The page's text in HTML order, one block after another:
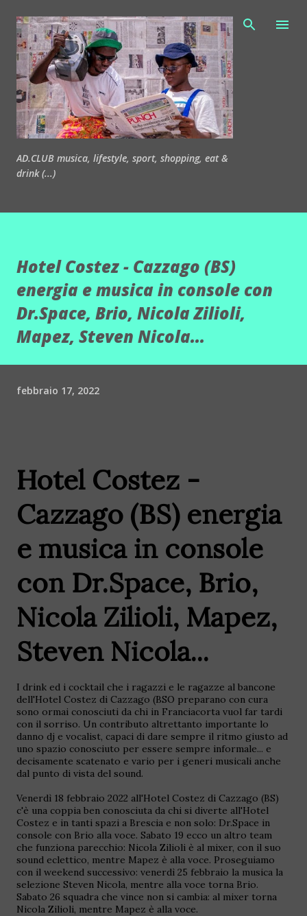
Passa ai contenuti principali
AD.CLUB musica, lifestyle, sport, shopping, eat &
drink (...)
Hotel Costez - Cazzago (BS)
energia e musica in console con
Dr.Space, Brio, Nicola Zilioli,
Mapez, Steven Nicola...
febbraio 17, 2022
Hotel Costez -
Cazzago (BS) energia
e musica in console
con Dr.Space, Brio,
Nicola Zilioli, Mapez,
Steven Nicola...
I drink ed i cocktail che i ragazzi e le ragazze al bancone
dell'Hotel Costez di Cazzago (BSO preparano con cura
sono ormai conosciuti da chi in Franciacorta vuol far tardi
con il sorriso. Un contributo altrettanto importante lo
danno dj e vocalist, capaci di dare sempre il ritmo giusto ad
uno spazio conosciuto per essere sempre informale... e
decisamente scatenato e vario per i generi musicali anche
dal punto di vista del sound.
Venerdì 18 febbraio 2022 all'Hotel Costez di Cazzago (BS)
c'è una coppia ben conosciuta da chi si diverte all'Hotel
Costez e in tanti spazi a Brescia e non solo: Dr.Space in
console con Brio alla voce. Sabato 19 ecco un altro team
che funziona parecchio: Nicola Zilioli è al mixer, con il suo
sound eclettico, mentre Mapez è alla voce. Proseguiamo
con il weekend successivo: venerdì 25 febbraio la musica la
selezione Steven Nicola, mentre alla voce torna Brio.
Sabato 26 squadra che vince non si cambia: al mixer torna
Nicola Zilioli, mentre Mapez è alla voce.